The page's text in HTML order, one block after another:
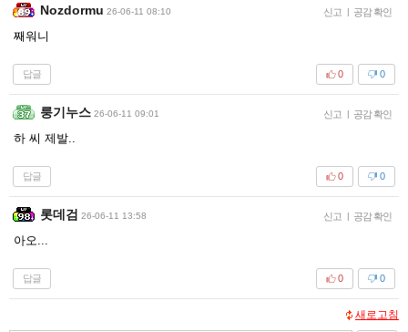
Nozdormu 26-06-11 08:10 신고 | 공감 확인
째워니
답글 0
0
룽기누스 26-06-11 09:01 신고 | 공감 확인
하 씨 제발..
답글 0
0
롯데검 26-06-11 13:58 신고 | 공감 확인
아오...
답글 0
0
새로고침